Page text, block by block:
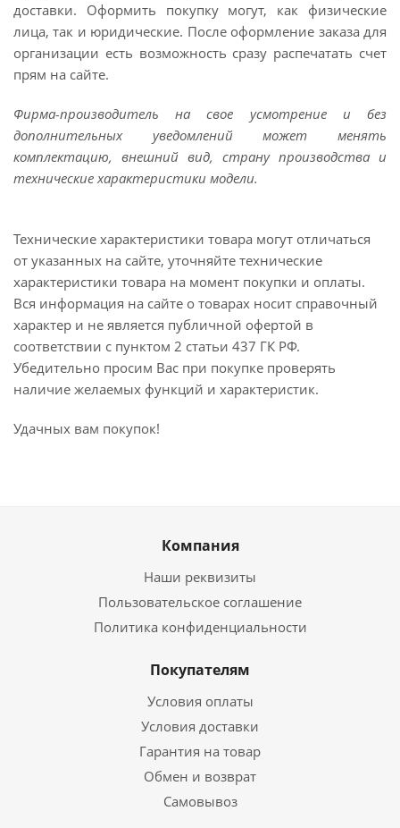
доставки. Оформить покупку могут, как физические
лица, так и юридические. После оформление заказа для
организации есть возможность сразу распечатать счет
прям на сайте.
Фирма-производитель на свое усмотрение и без
дополнительных уведомлений может менять
комплектацию, внешний вид, страну производства и
технические характеристики модели.
Технические характеристики товара могут отличаться
от указанных на сайте, уточняйте технические
характеристики товара на момент покупки и оплаты.
Вся информация на сайте о товарах носит справочный
характер и не является публичной офертой в
соответствии с пунктом 2 статьи 437 ГК РФ.
Убедительно просим Вас при покупке проверять
наличие желаемых функций и характеристик.
Удачных вам покупок!
Компания
Наши реквизиты
Пользовательское соглашение
Политика конфиденциальности
Покупателям
Условия оплаты
Условия доставки
Гарантия на товар
Обмен и возврат
Самовывоз